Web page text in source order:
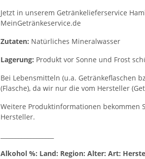
Jetzt in unserem Getränkelieferservice
MeinGetränkeservice.de
Zutaten: Natürliches Mineralwasser
Lagerung: Produkt vor Sonne und Frost
Bei Lebensmitteln (u.a. Getränkeflaschen
(Flasche), da wir nur die vom Hersteller
Weitere Produktinformationen bekommen
Hersteller.
Alkohol %: Land: Region: Alter: Art: